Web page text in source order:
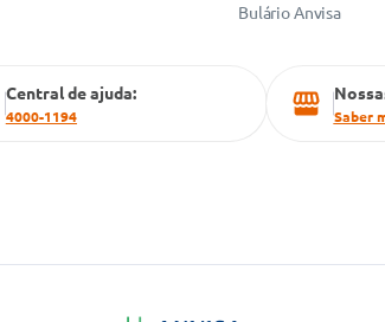
Bulário Anvisa
Central de ajuda:
4000-1194 Saber